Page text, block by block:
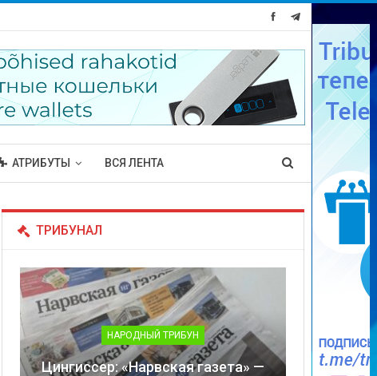
АТРИБУТЫ ВСЯ ЛЕНТА
ТРИБУНАЛ
НАРОДНЫЙ ТРИБУН
Цингиссер: «Нарвская газета» —